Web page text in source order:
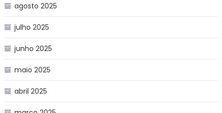
agosto 2025
julho 2025
junho 2025
maio 2025
abril 2025